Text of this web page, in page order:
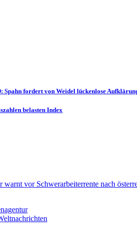
Spahn fordert von Weidel lückenlose
belasten Index